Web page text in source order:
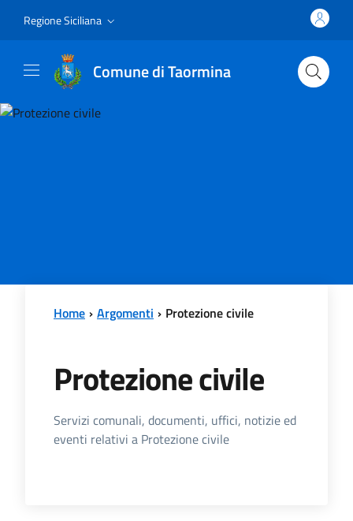
Regione Siciliana
Comune di Taormina
Home Argomenti Protezione civile
Protezione civile
Dettagli dell'Argomento
Servizi comunali, documenti, uffici, notizie ed
eventi relativi a Protezione civile